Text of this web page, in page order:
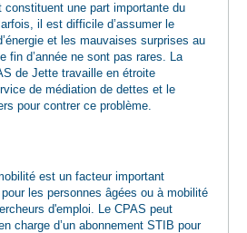
constituent une part importante du
il est difficile d’assumer le
et les mauvaises surprises au
fin d’année ne sont pas rares. La
de Jette travaille en étroite
de médiation de dettes et le
pour contrer ce problème.
est un facteur important
les personnes âgées ou à mobilité
d'emploi. Le CPAS peut
charge d’un abonnement STIB pour